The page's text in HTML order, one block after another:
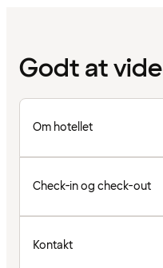
Godt at vide
Om hotellet
Check-in og check-out
Kontakt